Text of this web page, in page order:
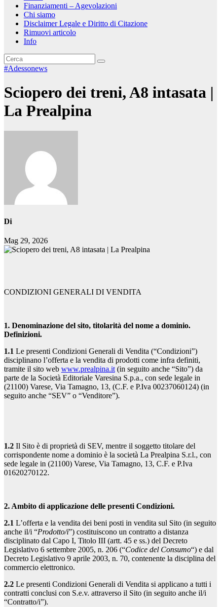
Finanziamenti – Agevolazioni
Chi siamo
Disclaimer Legale e Diritto di Citazione
Rimuovi articolo
Info
#Adessonews
Sciopero dei treni, A8 intasata |
La Prealpina
Di
Mag 29, 2026
CONDIZIONI GENERALI DI VENDITA
1. Denominazione del sito, titolarità del nome a dominio.
Definizioni.
1.1 Le presenti Condizioni Generali di Vendita (“Condizioni”)
disciplinano l’offerta e la vendita di prodotti come infra definiti,
tramite il sito web www.prealpina.it(in seguito anche “Sito”) da
parte de la Società Editoriale Varesina S.p.a., con sede legale in
(21100) Varese, Via Tamagno, 13, (C.F. e P.Iva 00237060124) (in
seguito anche “SEV” o “Venditore”).
1.2 Il Sito è di proprietà di SEV, mentre il soggetto titolare del
corrispondente nome a dominio è la società La Prealpina S.r.l., con
sede legale in (21100) Varese, Via Tamagno, 13, C.F. e P.Iva
01620270122.
2. Ambito di applicazione delle presenti Condizioni.
2.1 L’offerta e la vendita dei beni posti in vendita sul Sito (in seguito
anche il/i “Prodotto/i”) costituiscono un contratto a distanza
disciplinato dal Capo I, Titolo III (artt. 45 e ss.) del Decreto
Legislativo 6 settembre 2005, n. 206 (“Codice del Consumo“) e dal
Decreto Legislativo 9 aprile 2003, n. 70, contenente la disciplina del
commercio elettronico.
2.2 Le presenti Condizioni Generali di Vendita si applicano a tutti i
contratti conclusi con S.e.v. attraverso il Sito (in seguito anche il/i
“Contratto/i”).